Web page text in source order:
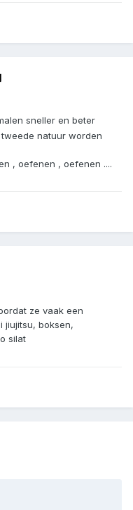
sneller en beter
natuur worden
, oefenen , oefenen ....
ze vaak een
jiujitsu, boksen,
silat